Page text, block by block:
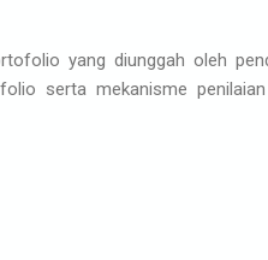
yang diunggah oleh
serta mekanisme